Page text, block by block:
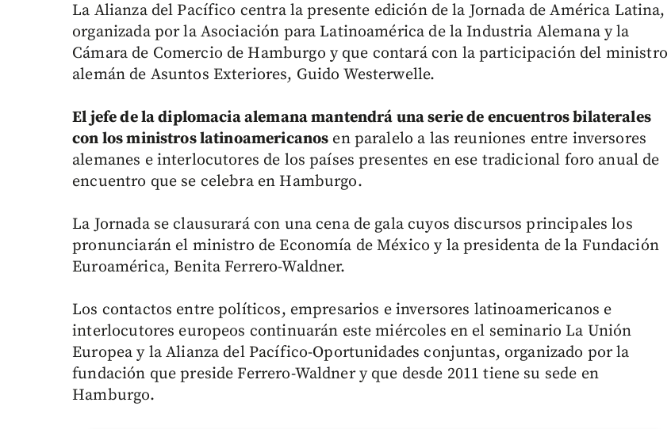
La Alianza del Pacífico centra la presente edición de la Jornada de América Latina,
organizada por la Asociación para Latinoamérica de la Industria Alemana y la
Cámara de Comercio de Hamburgo y que contará con la participación del ministro
alemán de Asuntos Exteriores, Guido Westerwelle.
El jefe de la diplomacia alemana mantendrá una serie de encuentros bilaterales
con los ministros latinoamericanos en paralelo a las reuniones entre inversores
alemanes e interlocutores de los países presentes en ese tradicional foro anual de
encuentro que se celebra en Hamburgo.
La Jornada se clausurará con una cena de gala cuyos discursos principales los
pronunciarán el ministro de Economía de México y la presidenta de la Fundación
Euroamérica, Benita Ferrero-Waldner.
Los contactos entre políticos, empresarios e inversores latinoamericanos e
interlocutores europeos continuarán este miércoles en el seminario La Unión
Europea y la Alianza del Pacífico-Oportunidades conjuntas, organizado por la
fundación que preside Ferrero-Waldner y que desde 2011 tiene su sede en
Hamburgo.